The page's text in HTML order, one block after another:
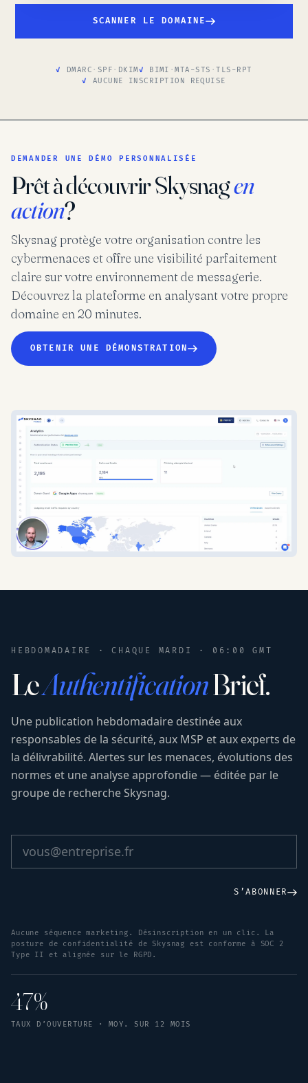
SCANNER LE DOMAINE
DMARC · SPF · DKIM BIMI ·MTA-STS ·TLS-RPT
AUCUNE INSCRIPTION REQUISE
DEMANDER UNE DÉMO PERSONNALISÉE
Prêt à découvrir Skysnagen
action?
Skysnag protège votre organisation contre les
cybermenaces et offre une visibilité parfaitement
claire sur votre environnement de messagerie.
Découvrez la plateforme en analysant votre propre
domaine en 20 minutes.
OBTENIR UNE DÉMONSTRATION
HEBDOMADAIRE · CHAQUE MARDI · 06:00 GMT
LeAuthentificationBrief.
Une publication hebdomadaire destinée aux
responsables de la sécurité, aux MSP et aux experts de
la délivrabilité. Alertes sur les menaces, évolutions des
normes et une analyse approfondie — éditée par le
groupe de recherche Skysnag.
S’ABONNER
Aucune séquence marketing. Désinscription en un clic. La
posture de confidentialité de Skysnag est conforme à SOC 2
Type II et alignée sur le RGPD.
47%
TAUX D’OUVERTURE · MOY. SUR 12 MOIS